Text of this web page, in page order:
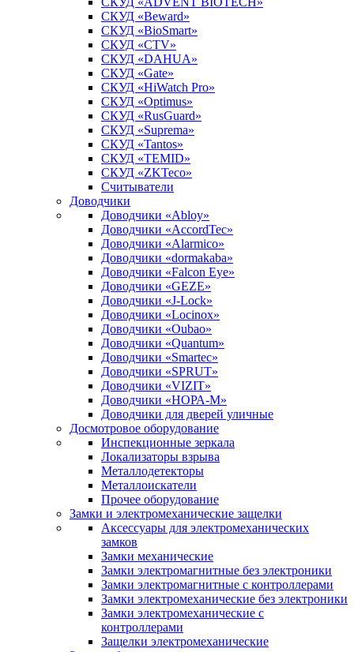
СКУД «Beward»
СКУД «BioSmart»
СКУД «CTV»
СКУД «DAHUA»
СКУД «Gate»
СКУД «HiWatch Pro»
СКУД «Optimus»
СКУД «RusGuard»
СКУД «Suprema»
СКУД «Tantos»
СКУД «TEMID»
СКУД «ZKTeco»
Считыватели
Доводчики
Доводчики «Abloy»
Доводчики «AccordTec»
Доводчики «Alarmico»
Доводчики «dormakaba»
Доводчики «Falcon Eye»
Доводчики «GEZE»
Доводчики «J-Lock»
Доводчики «Locinox»
Доводчики «Oubao»
Доводчики «Quantum»
Доводчики «Smartec»
Доводчики «SPRUT»
Доводчики «VIZIT»
Доводчики «НОРА-М»
Доводчики для дверей уличные
Досмотровое оборудование
Инспекционные зеркала
Локализаторы взрыва
Металлодетекторы
Металлоискатели
Прочее оборудование
Замки и электромеханические защелки
Аксессуары для электромеханических
замков
Замки механические
Замки электромагнитные без электроники
Замки электромагнитные с контроллерами
Замки электромеханические без электроники
Замки электромеханические с
контроллерами
Защелки электромеханические